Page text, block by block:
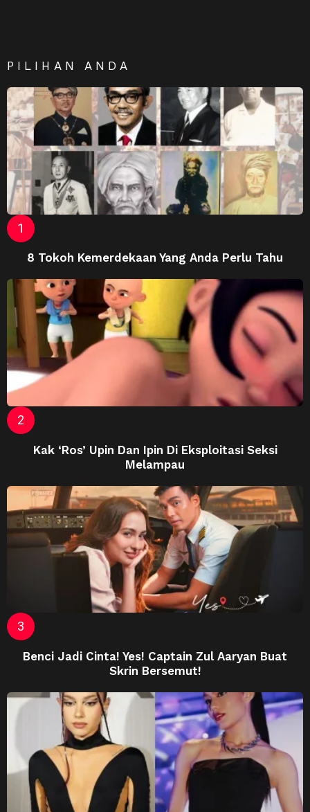
PILIHAN ANDA
8 Tokoh Kemerdekaan Yang Anda Perlu Tahu
Kak ‘Ros’ Upin Dan Ipin Di Eksploitasi Seksi
Melampau
Benci Jadi Cinta! Yes! Captain Zul Aaryan Buat
Skrin Bersemut!